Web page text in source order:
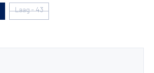
Laag - 43